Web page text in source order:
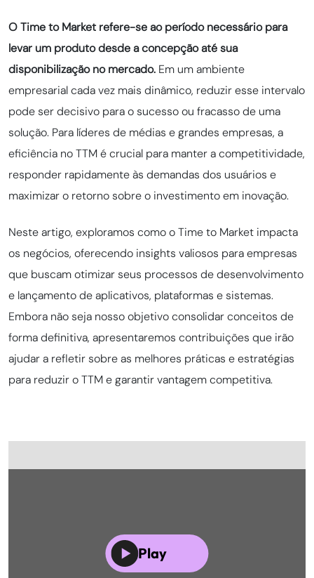
O Time to Market refere-se ao período necessário para
levar um produto desde a concepção até sua
disponibilização no mercado. Em um ambiente
empresarial cada vez mais dinâmico, reduzir esse intervalo
pode ser decisivo para o sucesso ou fracasso de uma
solução. Para líderes de médias e grandes empresas, a
eficiência no TTM é crucial para manter a competitividade,
responder rapidamente às demandas dos usuários e
maximizar o retorno sobre o investimento em inovação.
Neste artigo, exploramos como o Time to Market impacta
os negócios, oferecendo insights valiosos para empresas
que buscam otimizar seus processos de desenvolvimento
e lançamento de aplicativos, plataformas e sistemas.
Embora não seja nosso objetivo consolidar conceitos de
forma definitiva, apresentaremos contribuições que irão
ajudar a refletir sobre as melhores práticas e estratégias
para reduzir o TTM e garantir vantagem competitiva.
Play